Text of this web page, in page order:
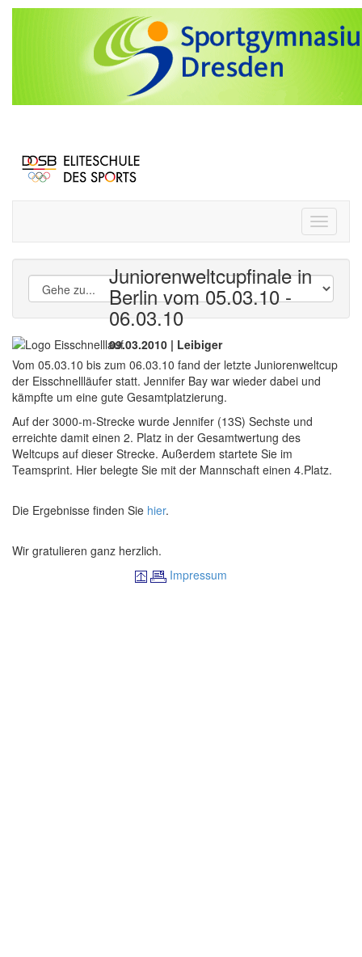
Toggle
Juniorenweltcupfinale in
Berlin vom 05.03.10 -
06.03.10
09.03.2010 | Leibiger
Vom 05.03.10 bis zum 06.03.10 fand der letzte Juniorenweltcup
der Eisschnellläufer statt. Jennifer Bay war wieder dabei und
kämpfte um eine gute Gesamtplatzierung.
Auf der 3000-m-Strecke wurde Jennifer (13S) Sechste und
erreichte damit einen 2. Platz in der Gesamtwertung des
Weltcups auf dieser Strecke. Außerdem startete Sie im
Teamsprint. Hier belegte Sie mit der Mannschaft einen 4.Platz.
Die Ergebnisse finden Sie hier.
Wir gratulieren ganz herzlich.
Impressum